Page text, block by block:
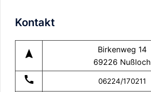
Kontakt
navigation
Birkenweg 14
69226 Nußloch
call 06224/170211